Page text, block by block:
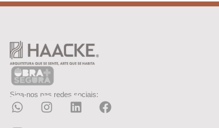
Siga-nos nas redes sociais: